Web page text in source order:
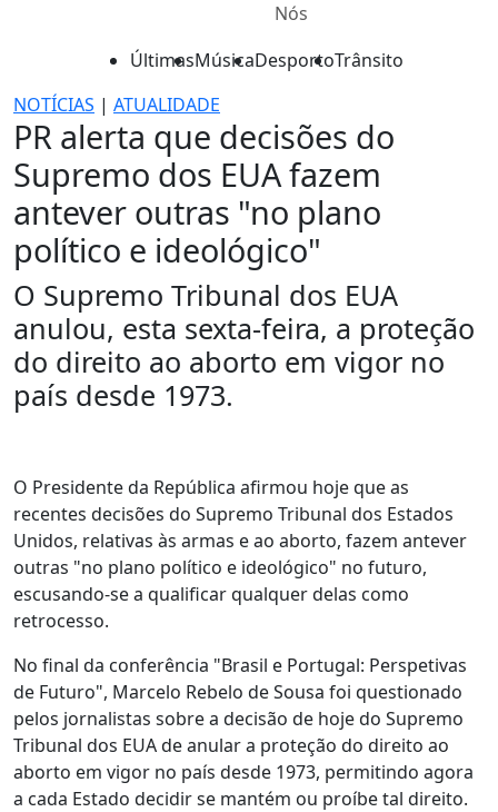
Nós
ÚltimasMúsicaDesportoTrânsito
NOTÍCIAS | ATUALIDADE
PR alerta que decisões do
Supremo dos EUA fazem
antever outras "no plano
político e ideológico"
O Supremo Tribunal dos EUA
anulou, esta sexta-feira, a proteção
do direito ao aborto em vigor no
país desde 1973.
O Presidente da República afirmou hoje que as
recentes decisões do Supremo Tribunal dos Estados
Unidos, relativas às armas e ao aborto, fazem antever
outras "no plano político e ideológico" no futuro,
escusando-se a qualificar qualquer delas como
retrocesso.
No final da conferência "Brasil e Portugal: Perspetivas
de Futuro", Marcelo Rebelo de Sousa foi questionado
pelos jornalistas sobre a decisão de hoje do Supremo
Tribunal dos EUA de anular a proteção do direito ao
aborto em vigor no país desde 1973, permitindo agora
a cada Estado decidir se mantém ou proíbe tal direito.